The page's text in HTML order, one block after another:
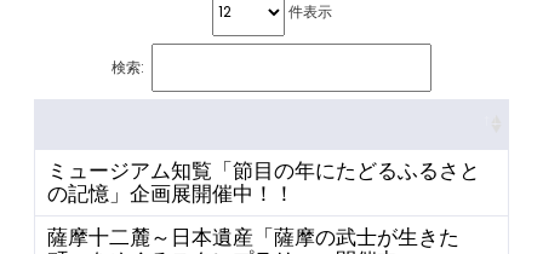
件表示
検索:
ミュージアム知覧「節目の年にたどるふるさと
の記憶」企画展開催中！！
薩摩十二麓～日本遺産「薩摩の武士が生きた